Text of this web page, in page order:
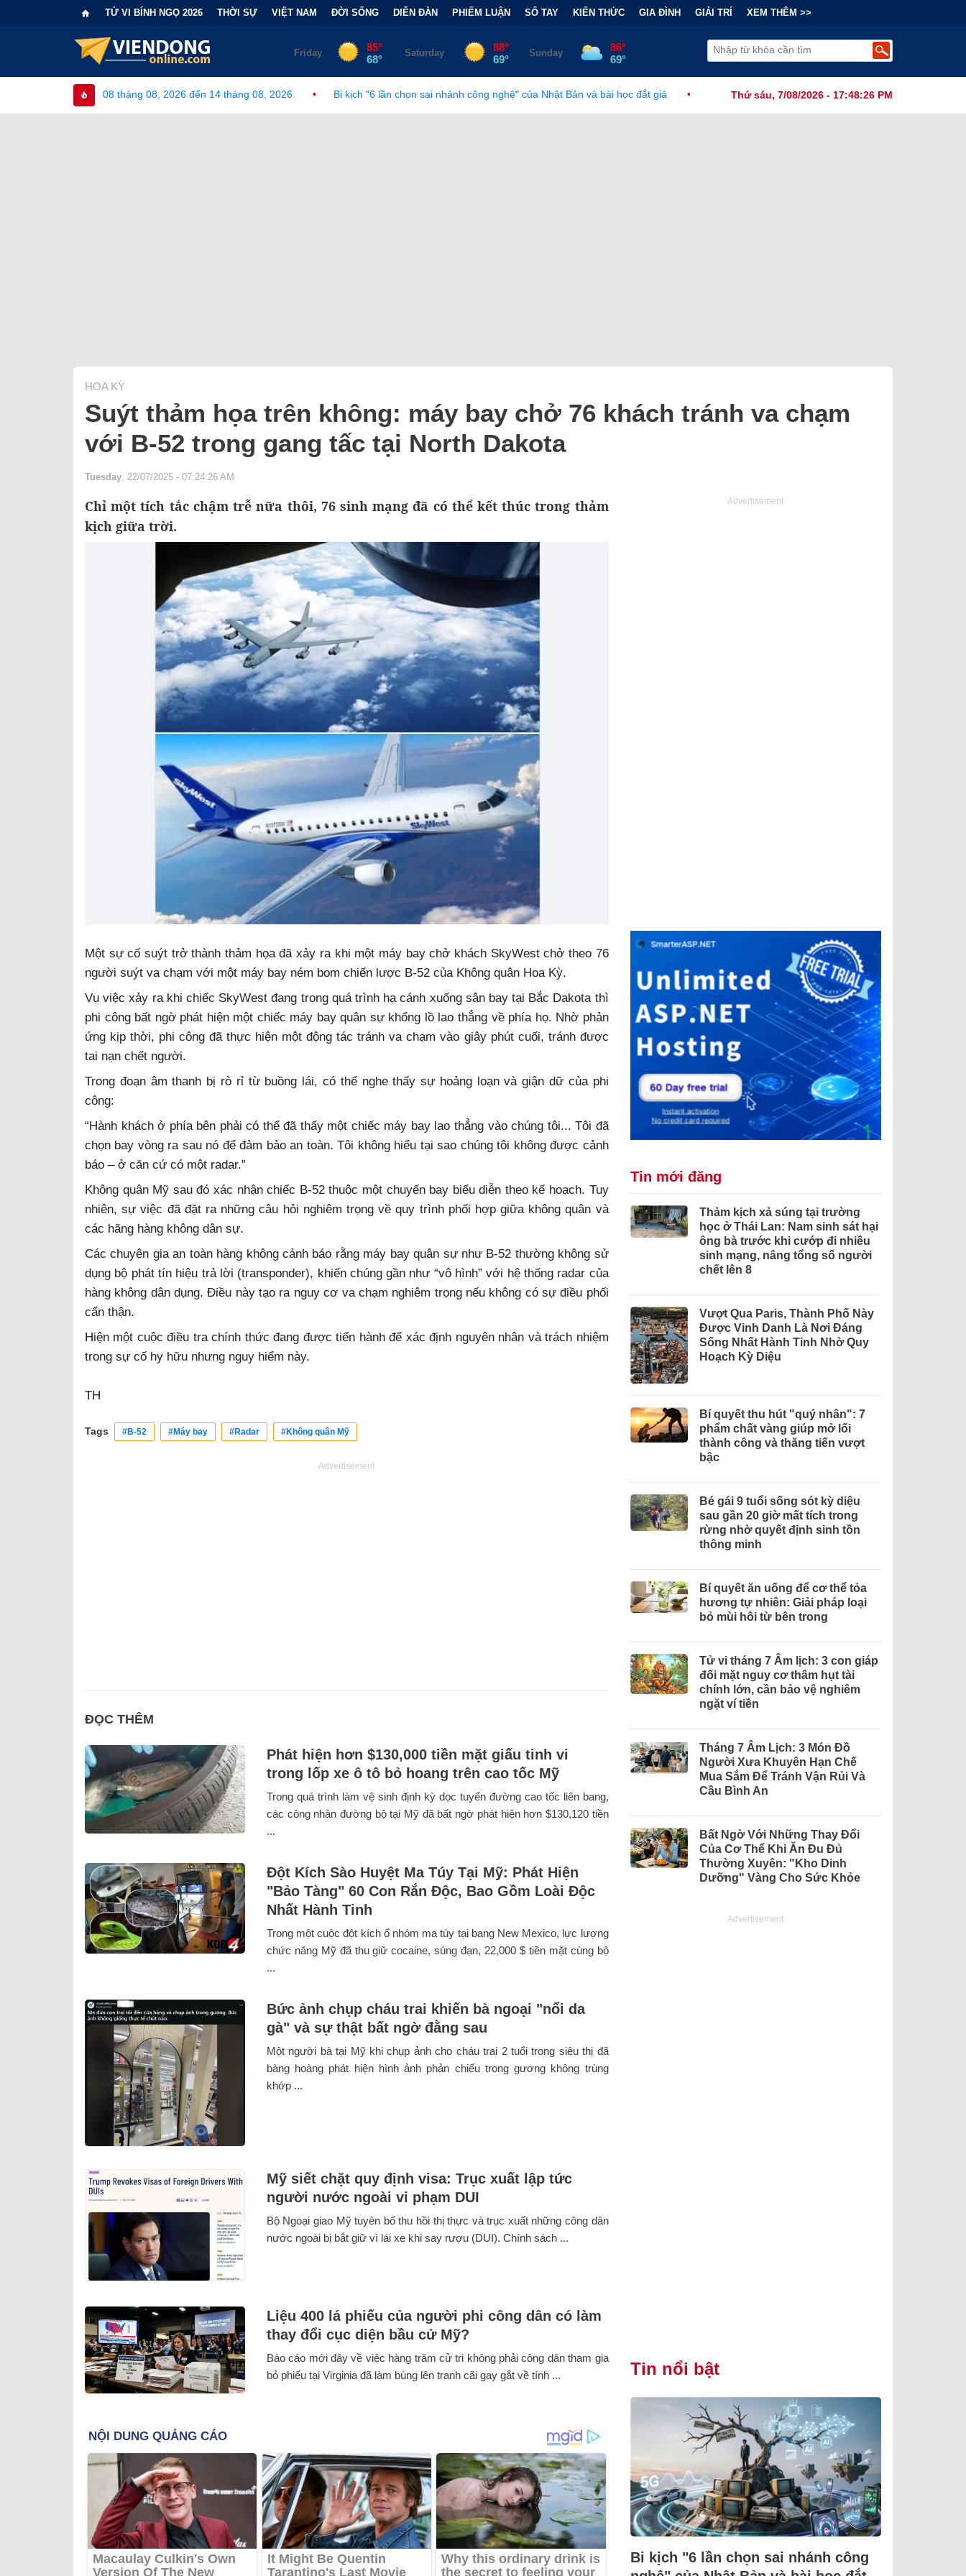
TỬ VI BÍNH NGỌ 2026 THỜI SỰ VIỆT NAM ĐỜI SỐNG DIỄN ĐÀN PHIẾM LUẬN SỔ TAY KIẾN THỨC GIA ĐÌNH GIẢI TRÍ XEM THÊM >>
Thứ sáu, 7/08/2026 - 17:48:27 PM
tháng 08, 2026 đến 14 tháng 08, 2026 • Bi kịch "6 lần chọn sai nhánh công nghệ" của Nhật Bản và bài học đắt giá • Bẫy Tài Chính Đằng Sau "Cơn Sốt" Trà Sữa Nhượng Quyền: Lợi Nhuận
HOA KỲ
Suýt thảm họa trên không: máy bay chở 76 khách tránh va chạm
với B-52 trong gang tấc tại North Dakota
Tuesday , 22/07/2025 - 07:24:26 AM
Chỉ một tích tắc chậm trễ nữa thôi, 76 sinh mạng đã có thể kết thúc trong thảm
kịch giữa trời.
Một sự cố suýt trở thành thảm họa đã xảy ra khi một máy bay chở khách SkyWest chở theo 76
người suýt va chạm với một máy bay ném bom chiến lược B-52 của Không quân Hoa Kỳ.
Vụ việc xảy ra khi chiếc SkyWest đang trong quá trình hạ cánh xuống sân bay tại Bắc Dakota thì
phi công bất ngờ phát hiện một chiếc máy bay quân sự khổng lồ lao thẳng về phía họ. Nhờ phản
ứng kịp thời, phi công đã thực hiện một động tác tránh va chạm vào giây phút cuối, tránh được
tai nạn chết người.
Trong đoạn âm thanh bị rò rỉ từ buồng lái, có thể nghe thấy sự hoảng loạn và giận dữ của phi
công:
“Hành khách ở phía bên phải có thể đã thấy một chiếc máy bay lao thẳng vào chúng tôi... Tôi đã
chọn bay vòng ra sau nó để đảm bảo an toàn. Tôi không hiểu tại sao chúng tôi không được cảnh
báo – ở căn cứ có một radar.”
Không quân Mỹ sau đó xác nhận chiếc B-52 thuộc một chuyến bay biểu diễn theo kế hoạch. Tuy
nhiên, sự việc đã đặt ra những câu hỏi nghiêm trọng về quy trình phối hợp giữa không quân và
các hãng hàng không dân sự.
Các chuyên gia an toàn hàng không cảnh báo rằng máy bay quân sự như B-52 thường không sử
dụng bộ phát tín hiệu trả lời (transponder), khiến chúng gần như “vô hình” với hệ thống radar của
hàng không dân dụng. Điều này tạo ra nguy cơ va chạm nghiêm trọng nếu không có sự điều phối
cẩn thận.
Hiện một cuộc điều tra chính thức đang được tiến hành để xác định nguyên nhân và trách nhiệm
trong sự cố hy hữu nhưng nguy hiểm này.
TH
Tags #B-52 #Máy bay #Radar #Không quân Mỹ
Advertisement
ĐỌC THÊM
Phát hiện hơn $130,000 tiền mặt giấu tinh vi
trong lốp xe ô tô bỏ hoang trên cao tốc Mỹ
Trong quá trình làm vệ sinh định kỳ dọc tuyến đường cao tốc liên bang,
các công nhân đường bộ tại Mỹ đã bất ngờ phát hiện hơn $130,120 tiền
...
Đột Kích Sào Huyệt Ma Túy Tại Mỹ: Phát Hiện
"Bảo Tàng" 60 Con Rắn Độc, Bao Gồm Loài Độc
Nhất Hành Tinh
Trong một cuộc đột kích ổ nhóm ma túy tại bang New Mexico, lực lượng
chức năng Mỹ đã thu giữ cocaine, súng đạn, 22,000 $ tiền mặt cùng bộ
...
Bức ảnh chụp cháu trai khiến bà ngoại "nổi da
gà" và sự thật bất ngờ đằng sau
Một người bà tại Mỹ khi chụp ảnh cho cháu trai 2 tuổi trong siêu thị đã
bàng hoàng phát hiện hình ảnh phản chiếu trong gương không trùng
khớp ...
Mỹ siết chặt quy định visa: Trục xuất lập tức
người nước ngoài vi phạm DUI
Bộ Ngoại giao Mỹ tuyên bố thu hồi thị thực và trục xuất những công dân
nước ngoài bị bắt giữ vì lái xe khi say rượu (DUI). Chính sách ...
Liệu 400 lá phiếu của người phi công dân có làm
thay đổi cục diện bầu cử Mỹ?
Báo cáo mới đây về việc hàng trăm cử tri không phải công dân tham gia
bỏ phiếu tại Virginia đã làm bùng lên tranh cãi gay gắt về tính ...
Advertisement
Tin mới đăng
Thảm kịch xả súng tại trường
học ở Thái Lan: Nam sinh sát hại
ông bà trước khi cướp đi nhiều
sinh mạng, nâng tổng số người
chết lên 8
Vượt Qua Paris, Thành Phố Này
Được Vinh Danh Là Nơi Đáng
Sống Nhất Hành Tinh Nhờ Quy
Hoạch Kỳ Diệu
Bí quyết thu hút "quý nhân": 7
phẩm chất vàng giúp mở lối
thành công và thăng tiến vượt
bậc
Bé gái 9 tuổi sống sót kỳ diệu
sau gần 20 giờ mất tích trong
rừng nhờ quyết định sinh tồn
thông minh
Bí quyết ăn uống để cơ thể tỏa
hương tự nhiên: Giải pháp loại
bỏ mùi hôi từ bên trong
Tử vi tháng 7 Âm lịch: 3 con giáp
đối mặt nguy cơ thâm hụt tài
chính lớn, cần bảo vệ nghiêm
ngặt ví tiền
Tháng 7 Âm Lịch: 3 Món Đồ
Người Xưa Khuyên Hạn Chế
Mua Sắm Để Tránh Vận Rủi Và
Cầu Bình An
Bất Ngờ Với Những Thay Đổi
Của Cơ Thể Khi Ăn Đu Đủ
Thường Xuyên: "Kho Dinh
Dưỡng" Vàng Cho Sức Khỏe
Advertisement
Tin nổi bật
Bi kịch "6 lần chọn sai nhánh công